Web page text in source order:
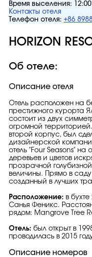
Время выселения:
12:00
Контакты отеля
Телефон отеля: +86
HORIZON
Об отеле:
Описание отеля
Отель расположен на
престижного курорта
состоит из двух
огромной
второй корпус, был
дизайнерской
отель "Four Seasons"
деревьев и цветов
прозрачной
величины. Прямо в
созданный в лучших
Расположение: в
Санья Феникс.
рядом: Mangrove Tree
Отель: был открыт в
проводилась в 2015
Описание номеров